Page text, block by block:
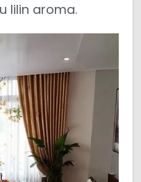
lilin aroma.